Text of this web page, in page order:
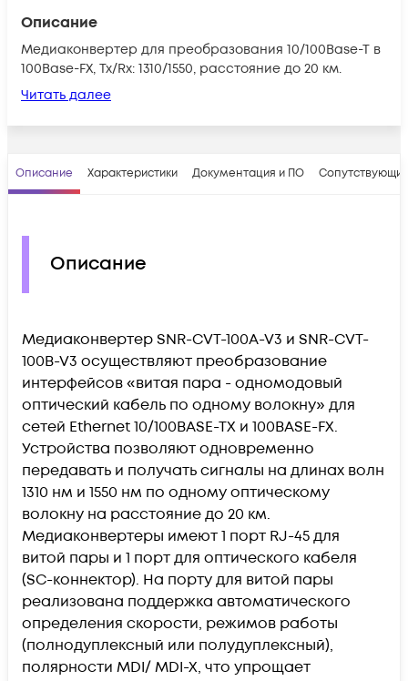
Описание
Медиаконвертер для преобразования 10/100Base-T в
100Base-FX, Tx/Rx: 1310/1550, расстояние до 20 км.
Читать далее
Описание Характеристики Документация и ПО
Описание
Медиаконвертер SNR-CVT-100A-V3 и SNR-CVT-
100B-V3 осуществляют преобразование
интерфейсов «витая пара - одномодовый
оптический кабель по одному волокну» для
сетей Ethernet 10/100BASE-TX и 100BASE-FX.
Устройства позволяют одновременно
передавать и получать сигналы на длинах волн
1310 нм и 1550 нм по одному оптическому
волокну на расстояние до 20 км.
Медиаконвертеры имеют 1 порт RJ-45 для
витой пары и 1 порт для оптического кабеля
(SC-коннектор). На порту для витой пары
реализована поддержка автоматического
определения скорости, режимов работы
(полнодуплексный или полудуплексный),
полярности MDI/ MDI-X, что упрощает